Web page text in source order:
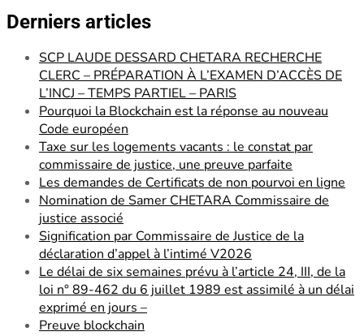
Derniers articles
SCP LAUDE DESSARD CHETARA RECHERCHE
CLERC – PRÉPARATION À L’EXAMEN D’ACCÈS DE
L’INCJ – TEMPS PARTIEL – PARIS
Pourquoi la Blockchain est la réponse au nouveau
Code européen
Taxe sur les logements vacants : le constat par
commissaire de justice, une preuve parfaite
Les demandes de Certificats de non pourvoi en ligne
Nomination de Samer CHETARA Commissaire de
justice associé
Signification par Commissaire de Justice de la
déclaration d’appel à l’intimé V2026
Le délai de six semaines prévu à l’article 24, III, de la
loi n° 89-462 du 6 juillet 1989 est assimilé à un délai
exprimé en jours –
Preuve blockchain